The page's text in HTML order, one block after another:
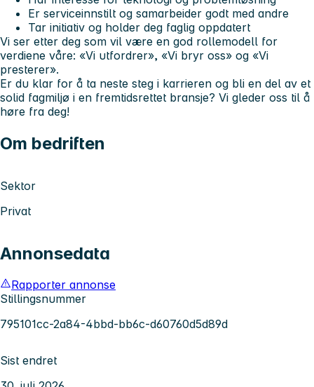
Er serviceinnstilt og samarbeider godt med andre
Tar initiativ og holder deg faglig oppdatert
Vi ser etter deg som vil være en god rollemodell for
verdiene våre: «Vi utfordrer», «Vi bryr oss» og «Vi
presterer».
Er du klar for å ta neste steg i karrieren og bli en del av et
solid fagmiljø i en fremtidsrettet bransje? Vi gleder oss til å
høre fra deg!
Om bedriften
Sektor
Privat
Annonsedata
Rapporter annonse
Stillingsnummer
795101cc-2a84-4bbd-bb6c-d60760d5d89d
Sist endret